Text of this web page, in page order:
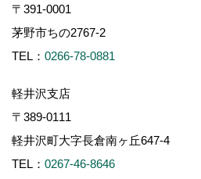
〒391-0001
茅野市ちの2767-2
TEL： 0266-78-0881
軽井沢支店
〒389-0111
軽井沢町大字長倉南ヶ丘647-4
TEL： 0267-46-8646